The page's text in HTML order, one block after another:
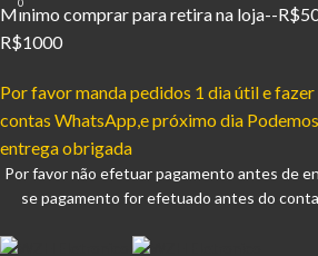
Mínimo comprar para retira na loja--
R$1000
Por favor manda pedidos 1 dia útil e
contas WhatsApp,e próximo dia
entrega obrigada
Por favor não efetuar pagamento antes de
se pagamento for efetuado antes do
0